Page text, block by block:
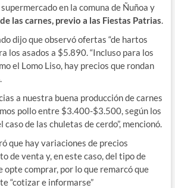
en la comuna de Ñuñoa y
las carnes, previo a las Fiestas Patrias.
dijo que observó ofertas “de hartos
los asados a $5.890. “Incluso para los
el Lomo Liso, hay precios que rondan
a nuestra buena producción de carnes
pollo entre $3.400-$3.500, según los
caso de las chuletas de cerdo”, mencionó.
que hay variaciones de precios
de venta y, en este caso, del tipo de
opte comprar, por lo que remarcó que
“cotizar e informarse”